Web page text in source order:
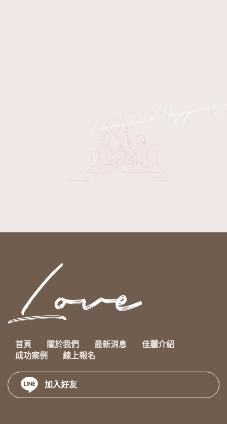
首頁 關於我們 最新消息
佳麗介紹
成功案例
線上報名
加入好友